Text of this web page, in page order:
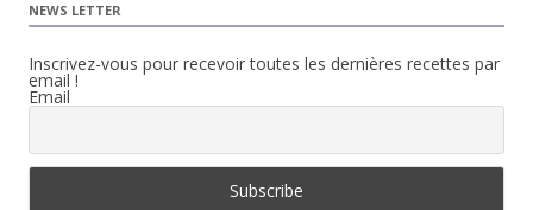
NEWS LETTER
Inscrivez-vous pour recevoir toutes les dernières recettes par
email !
Email